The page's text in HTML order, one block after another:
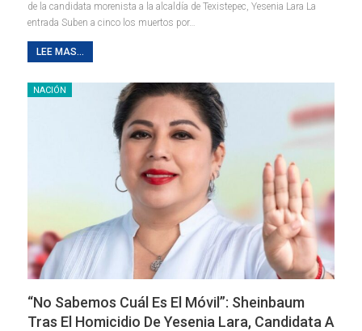
de la candidata morenista a la alcaldía de Texistepec, Yesenia Lara La
entrada Suben a cinco los muertos por…
LEE MAS...
NACIÓN
“No Sabemos Cuál Es El Móvil”: Sheinbaum
Tras El Homicidio De Yesenia Lara, Candidata A